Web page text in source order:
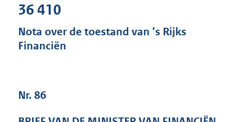
s
36 410
Nota over de toestand van ’s Rijks
Financiën
Nr. 86